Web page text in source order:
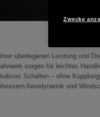
überlegenen Leistung und
sorgen für leichtes
Schalten – ohne
Aerodynamik und
Zwecke